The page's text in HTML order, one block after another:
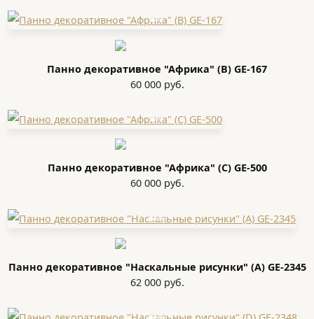
Панно декоративное "Африка" (В) GE-167
60 000 руб.
Панно декоративное "Африка" (С) GE-500
60 000 руб.
Панно декоративное "Наскальные рисунки" (A) GE-2345
62 000 руб.